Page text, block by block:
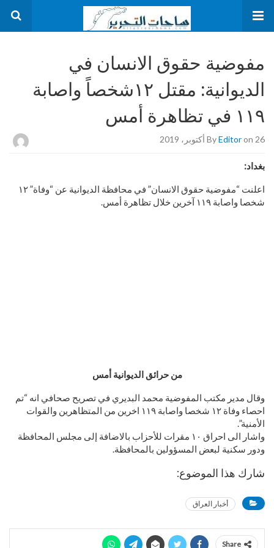
مفوضية حقوق الانسان في
الديوانية: مقتل ١٢شخصاً واصابة
١١٩ في تظاهرة أمس
ByEditoron 26 أكتوبر، 2019
بغداد:
اعلنت “مفوضية حقوق الانسان” في محافظة الديوانية عن “وفاة” ١٢
شخصا واصابة ١١٩ آخرين خلال تظاهرة أمس.
من حرائق الديوانية أمس
وقال مدير مكتب المفوضية محمد البديري في تصريح صحافي انه “تم
احصاء وفاة ١٢ شخصا واصابة ١١٩ اخرين من المتظاهرين والقوات
الأمنية”.
واشار الى احراق ١٠ مقرات للأحزاب بالاضافة إلى مجلس المحافظة
ودور سكنية لبعض المسؤولين بالمحافظة.
شارك هذا الموضوع:
أخبار العراق
Share